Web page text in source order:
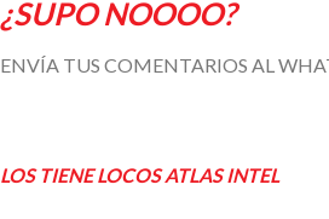
¿SUPO NOOOO?
ENVÍA TUS COMENTARIOS AL
LOS TIENE LOCOS ATLAS INTEL